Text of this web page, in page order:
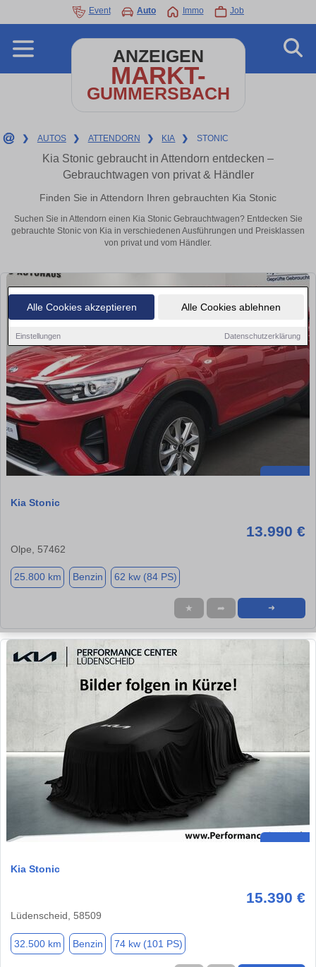
Alle Cookies akzeptieren Alle Cookies ablehnen
Einstellungen Datenschutzerklärung
Event Auto Immo Job
ANZEIGEN
MARKT-
GUMMERSBACH
❯ AUTOS ❯ ATTENDORN ❯ KIA ❯ STONIC
Kia Stonic gebraucht in Attendorn entdecken –
Gebrauchtwagen von privat & Händler
Finden Sie in Attendorn Ihren gebrauchten Kia Stonic
Suchen Sie in Attendorn einen Kia Stonic Gebrauchtwagen? Entdecken Sie
gebrauchte Stonic von Kia in verschiedenen Ausführungen und Preisklassen
von privat und vom Händler.
Kia Stonic
13.990 €
Olpe, 57462
25.800 km Benzin 62 kw (84 PS)
★ ➦ ➜
Kia Stonic
15.390 €
Lüdenscheid, 58509
32.500 km Benzin 74 kw (101 PS)